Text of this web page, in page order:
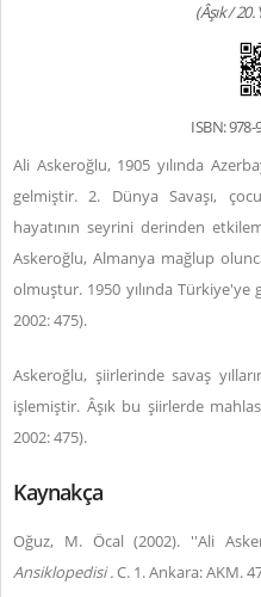
(Âşık / 20.
ISBN:
Ali Askeroğlu, 1905 yılında
gelmiştir. 2. Dünya Savaşı,
hayatının seyrini derinden
Askeroğlu, Almanya mağlup
olmuştur. 1950 yılında
2002: 475).
Askeroğlu, şiirlerinde savaş
işlemiştir. Âşık bu şiirlerde
2002: 475).
Kaynakça
Oğuz, M. Öcal (2002). ''Ali
Ansiklopedisi .C. 1. Ankara: AKM.